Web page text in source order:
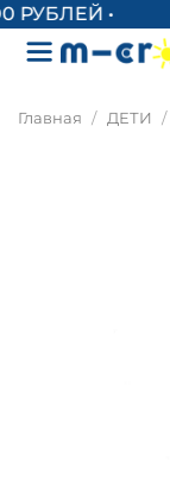
Главная ДЕТИ